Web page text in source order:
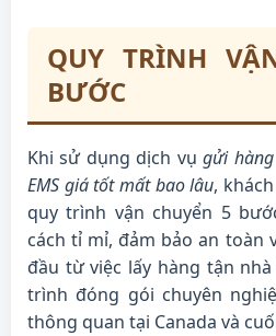
QUY TRÌNH
BƯỚC
Khi sử dụng dịch vụgửi
EMS giá tốt mất bao lâu,
quy trình vận chuyển 5
cách tỉ mỉ, đảm bảo an toàn
đầu từ việc lấy hàng tận
trình đóng gói chuyên
thông quan tại Canada và